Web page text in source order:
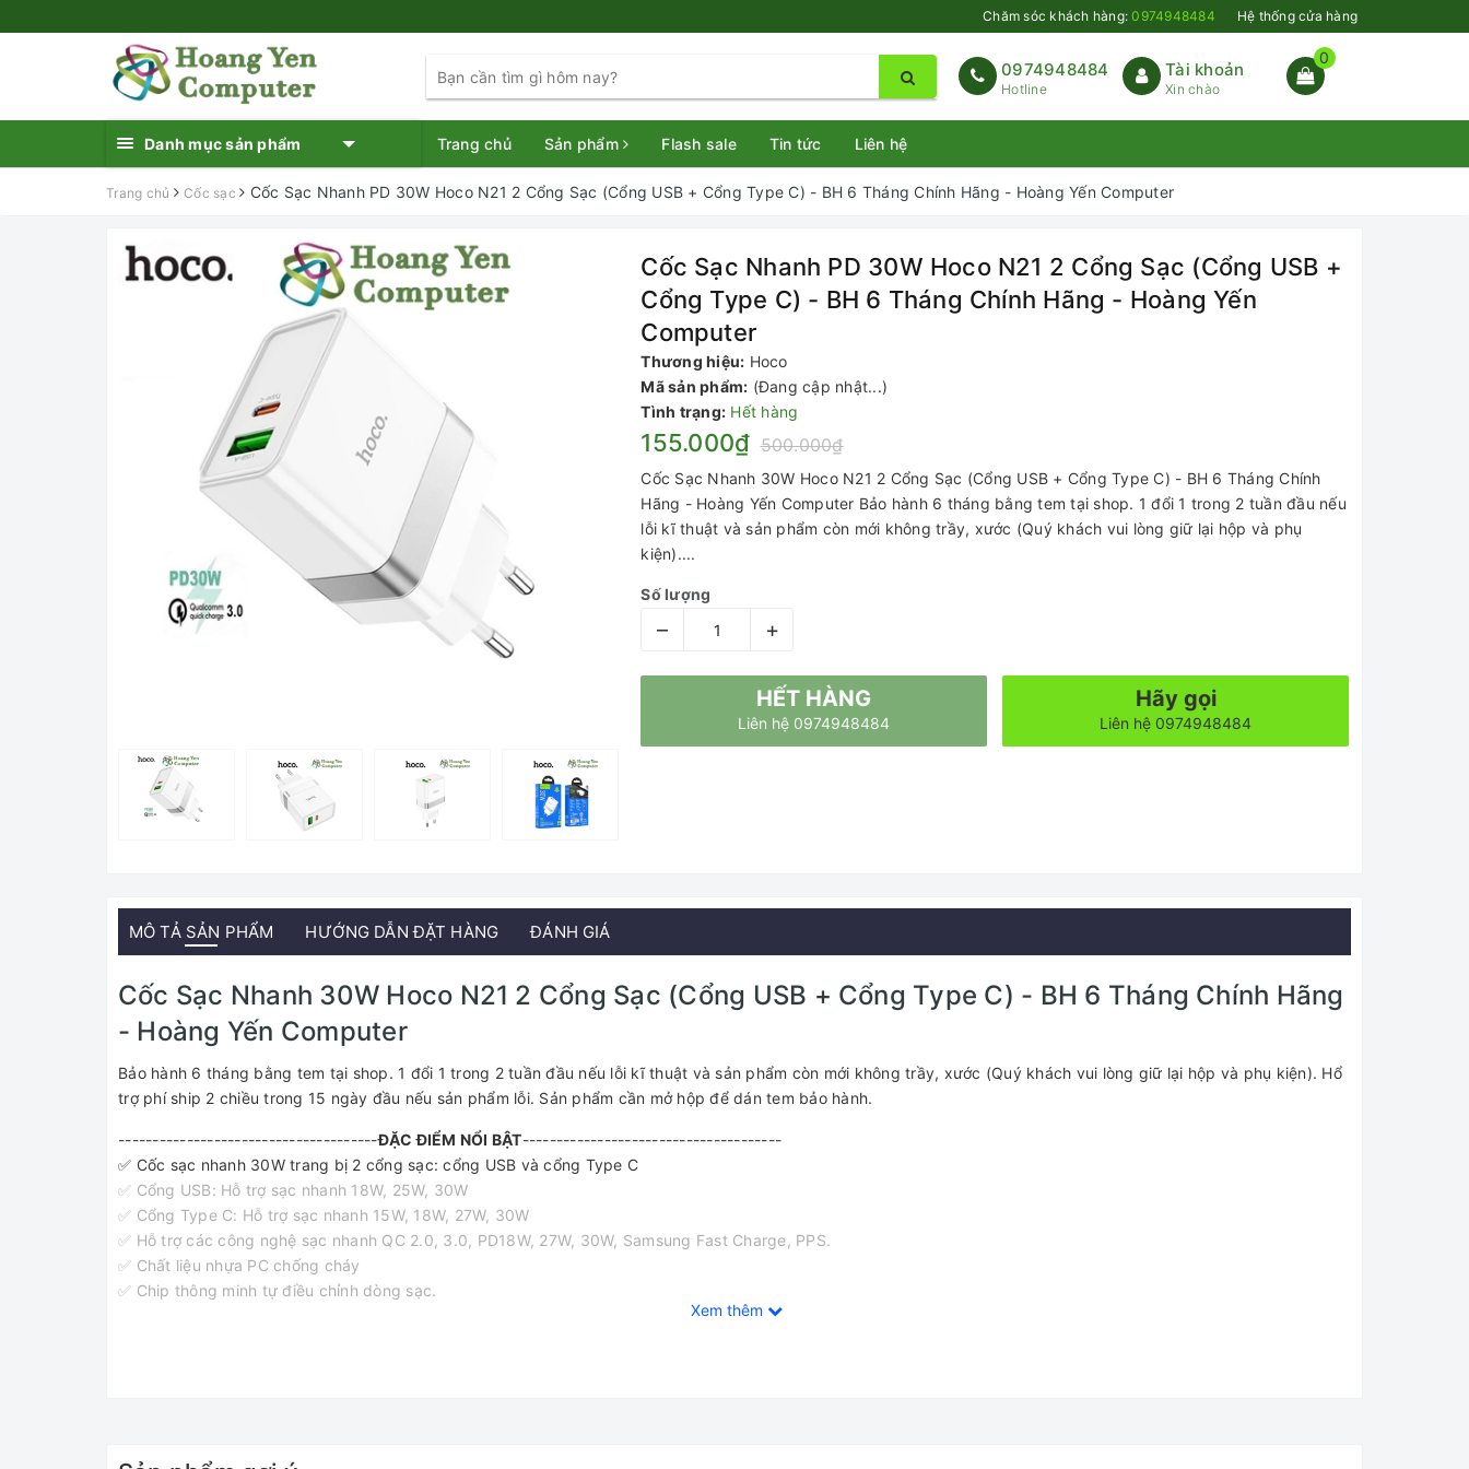
Chăm sóc khách hàng:0974948484 Hệ thống cửa hàng
0974948484
Hotline
Tài khoản
Xin chào
0
Danh mục sản phẩm Trang chủ Sản phẩm Flash sale Tin tức Liên hệ
Trang chủ Cốc sạc Cốc Sạc Nhanh PD 30W Hoco N21 2 Cổng Sạc (Cổng USB + Cổng Type C) - BH 6 Tháng Chính Hãng - Hoàng Yến Computer
Cốc Sạc Nhanh PD 30W Hoco N21 2 Cổng Sạc (Cổng USB +
Cổng Type C) - BH 6 Tháng Chính Hãng - Hoàng Yến
Computer
Thương hiệu: Hoco
Mã sản phẩm: (Đang cập nhật...)
Tình trạng: Hết hàng
155.000₫ 500.000₫
Cốc Sạc Nhanh 30W Hoco N21 2 Cổng Sạc (Cổng USB + Cổng Type C) - BH 6 Tháng Chính
Hãng - Hoàng Yến Computer Bảo hành 6 tháng bằng tem tại shop. 1 đổi 1 trong 2 tuần đầu nếu
lỗi kĩ thuật và sản phẩm còn mới không trầy, xước (Quý khách vui lòng giữ lại hộp và phụ
kiện)....
Số lượng
– +
HẾT HÀNG
Liên hệ 0974948484
Hãy gọi
Liên hệ 0974948484
MÔ TẢ SẢN PHẨM HƯỚNG DẪN ĐẶT HÀNG ĐÁNH GIÁ
Cốc Sạc Nhanh 30W Hoco N21 2 Cổng Sạc (Cổng USB + Cổng Type C) - BH 6 Tháng Chính Hãng
- Hoàng Yến Computer
Bảo hành 6 tháng bằng tem tại shop. 1 đổi 1 trong 2 tuần đầu nếu lỗi kĩ thuật và sản phẩm còn mới không trầy, xước (Quý khách vui lòng giữ lại hộp và phụ kiện). Hổ
trợ phí ship 2 chiều trong 15 ngày đầu nếu sản phẩm lỗi. Sản phẩm cần mở hộp để dán tem bảo hành.
--------------------------------------ĐẶC ĐIỂM NỔI BẬT--------------------------------------
✅ Cốc sạc nhanh 30W trang bị 2 cổng sạc: cổng USB và cổng Type C
✅ Cổng USB: Hỗ trợ sạc nhanh 18W, 25W, 30W
✅ Cổng Type C: Hỗ trợ sạc nhanh 15W, 18W, 27W, 30W
✅ Hỗ trợ các công nghệ sạc nhanh QC 2.0, 3.0, PD18W, 27W, 30W, Samsung Fast Charge, PPS.
✅ Chất liệu nhựa PC chống cháy
✅ Chip thông minh tự điều chỉnh dòng sạc.
+ Đầu ra: Total 5V - 3A
Xem thêm